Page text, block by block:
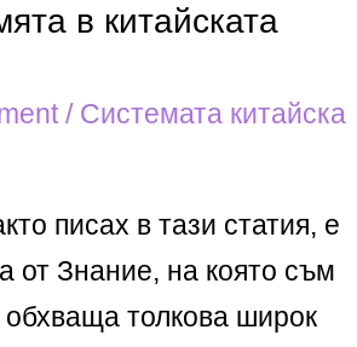
в китайската
/ Системата китайска
писах в тази статия, е
от Знание, на която съм
толкова широк